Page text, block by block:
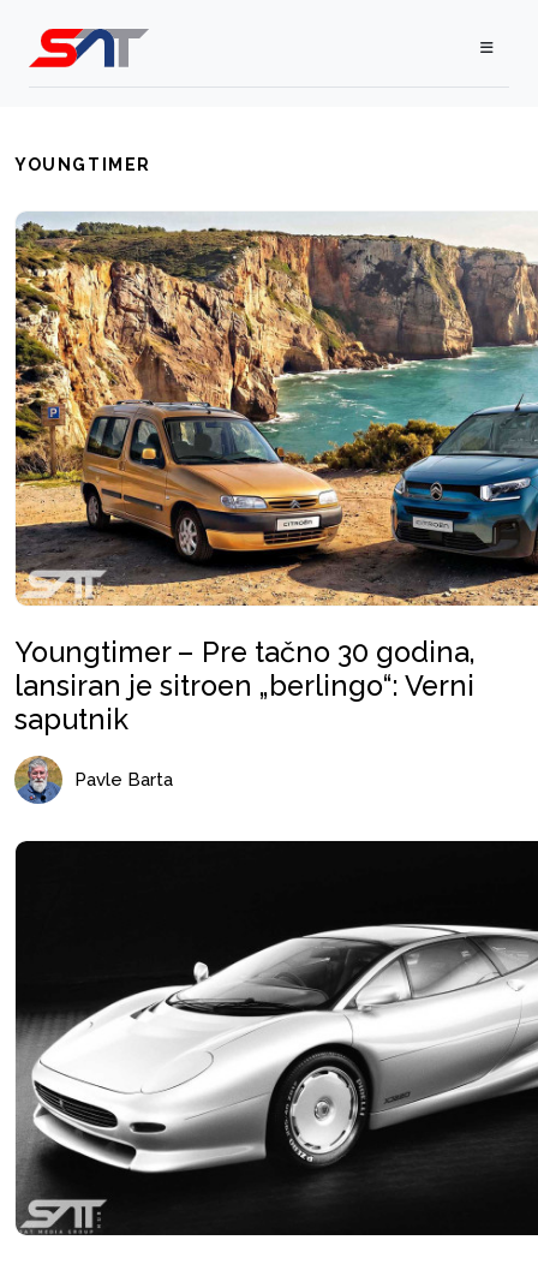
YOUNGTIMER
Youngtimer – Pre tačno 30 godina,
lansiran je sitroen „berlingo“: Verni
saputnik
Pavle Barta